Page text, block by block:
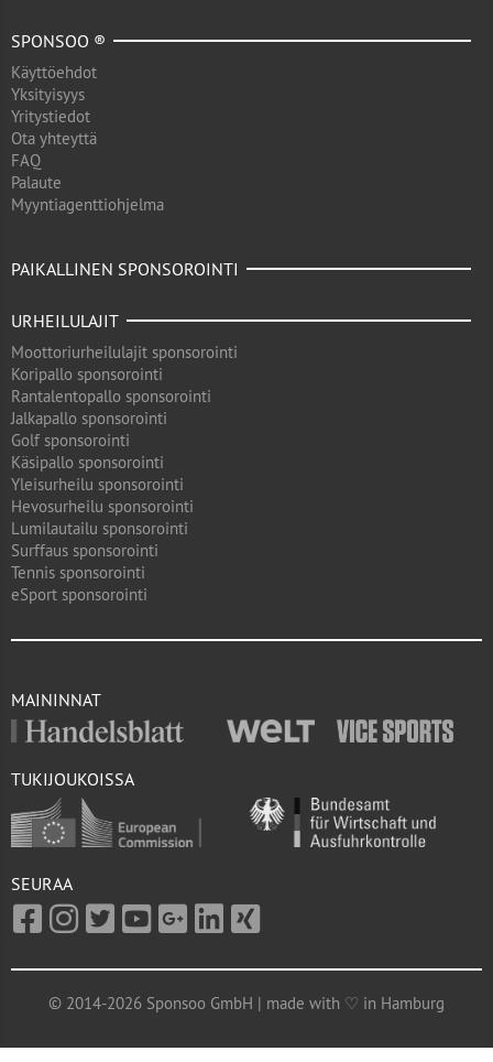
SPONSOO ®
Käyttöehdot
Yksityisyys
Yritystiedot
Ota yhteyttä
FAQ
Palaute
Myyntiagenttiohjelma
PAIKALLINEN SPONSOROINTI
URHEILULAJIT
Moottoriurheilulajit sponsorointi
Koripallo sponsorointi
Rantalentopallo sponsorointi
Jalkapallo sponsorointi
Golf sponsorointi
Käsipallo sponsorointi
Yleisurheilu sponsorointi
Hevosurheilu sponsorointi
Lumilautailu sponsorointi
Surffaus sponsorointi
Tennis sponsorointi
eSport sponsorointi
MAININNAT
TUKIJOUKOISSA
SEURAA
© 2014-2026 Sponsoo GmbH | made with ♡ in Hamburg